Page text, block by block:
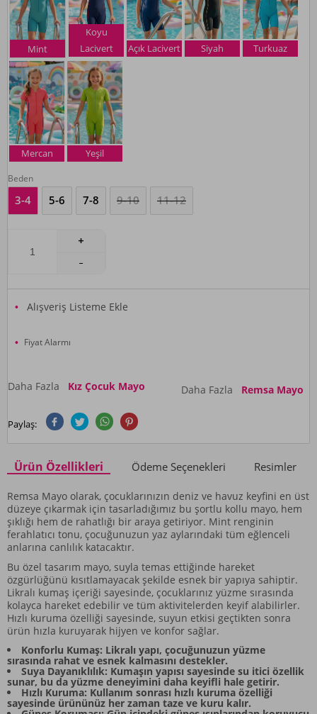
Mint
Koyu
Lacivert
Açık Lacivert Siyah Turkuaz
Mercan Yeşil
Beden
3-4 5-6 7-8 9-10 11-12
Alışveriş Listeme Ekle
Fiyat Alarmı
Daha Fazla Kız Çocuk Mayo Daha Fazla Remsa Mayo
Paylaş:
Ürün Özellikleri Ödeme Seçenekleri Resimler
Remsa Mayo olarak, çocuklarınızın deniz ve havuz keyfini en üst
düzeye çıkarmak için tasarladığımız bu şortlu kollu mayo, hem
şıklığı hem de rahatlığı bir araya getiriyor. Mint renginin
ferahlatıcı tonu, çocuğunuzun yaz aylarındaki tüm eğlenceli
anlarına canlılık katacaktır.
Bu özel tasarım mayo, suyla temas ettiğinde hareket
özgürlüğünü kısıtlamayacak şekilde esnek bir yapıya sahiptir.
Likralı kumaş içeriği sayesinde, çocuklarınız yüzme sırasında
kolayca hareket edebilir ve tüm aktivitelerden keyif alabilirler.
Hızlı kuruma özelliği sayesinde, suyun etkisi geçtikten sonra
ürün hızla kuruyarak hijyen ve konfor sağlar.
Konforlu Kumaş: Likralı yapı, çocuğunuzun yüzme
sırasında rahat ve esnek kalmasını destekler.
Suya Dayanıklılık: Kumaşın yapısı sayesinde su itici özellik
sunar, bu da yüzme deneyimini daha keyifli hale getirir.
Hızlı Kuruma: Kullanım sonrası hızlı kuruma özelliği
sayesinde ürününüz her zaman taze ve kuru kalır.